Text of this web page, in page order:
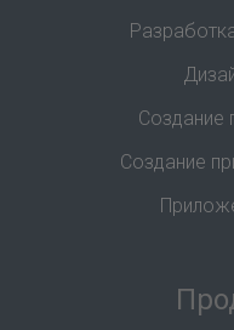
Создание
Создание